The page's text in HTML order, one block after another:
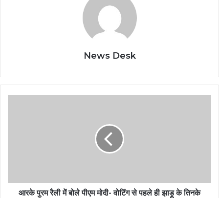
News Desk
आरके पुरम रैली में बोले पीएम मोदी- वोटिंग से पहले ही झाड़ू के तिनके